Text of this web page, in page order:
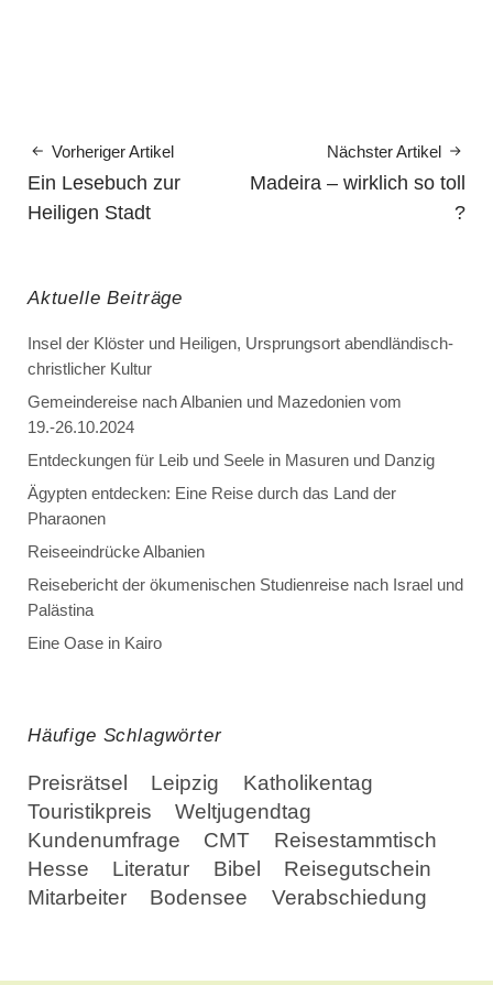
Vorheriger Artikel
Ein Lesebuch zur
Heiligen Stadt
Nächster Artikel
Madeira – wirklich so toll
?
Aktuelle Beiträge
Insel der Klöster und Heiligen, Ursprungsort abendländisch-
christlicher Kultur
Gemeindereise nach Albanien und Mazedonien vom
19.-26.10.2024
Entdeckungen für Leib und Seele in Masuren und Danzig
Ägypten entdecken: Eine Reise durch das Land der
Pharaonen
Reiseeindrücke Albanien
Reisebericht der ökumenischen Studienreise nach Israel und
Palästina
Eine Oase in Kairo
Häufige Schlagwörter
Preisrätsel Leipzig
Katholikentag
Touristikpreis
Weltjugendtag
Kundenumfrage
CMT
Reisestammtisch
Hesse
Literatur Bibel
Reisegutschein
Mitarbeiter
Bodensee Verabschiedung